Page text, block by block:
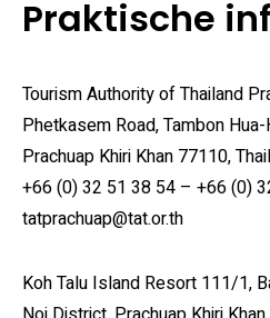
Praktische
Tourism Authority of Thailand
Phetkasem Road, Tambon
Prachuap Khiri Khan 77110,
+66 (0) 32 51 38 54 – +66 (0)
tatprachuap@tat.or.th
Koh Talu Island Resort 111/1,